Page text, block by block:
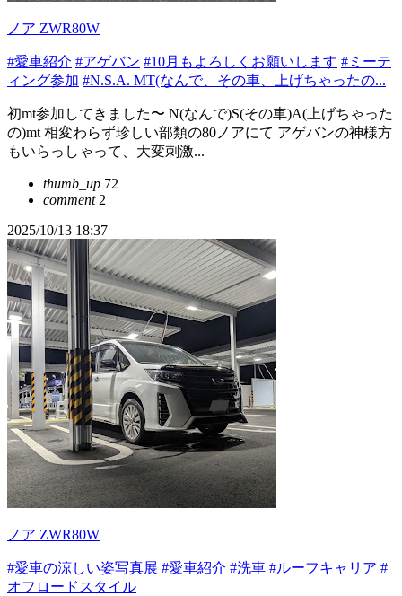
ノア ZWR80W
#愛車紹介 #アゲバン #10月もよろしくお願いします #ミーテ
ィング参加 #N.S.A. MT(なんで、その車、上げちゃったの...
初mt参加してきました〜 N(なんで)S(その車)A(上げちゃった
の)mt 相変わらず珍しい部類の80ノアにて アゲバンの神様方
もいらっしゃって、大変刺激...
thumb_up 72
comment2
2025/10/13 18:37
ノア ZWR80W
#愛車の涼しい姿写真展 #愛車紹介 #洗車 #ルーフキャリア #
オフロードスタイル